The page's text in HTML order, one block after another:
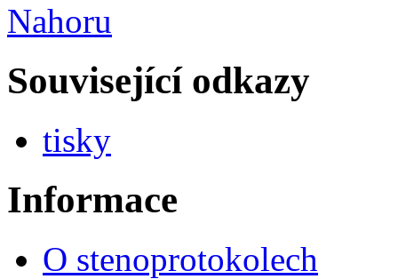
Nahoru
Související odkazy
tisky
Informace
O stenoprotokolech